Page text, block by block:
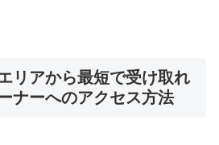
リアから最短で受け取れ
ナーへのアクセス方法